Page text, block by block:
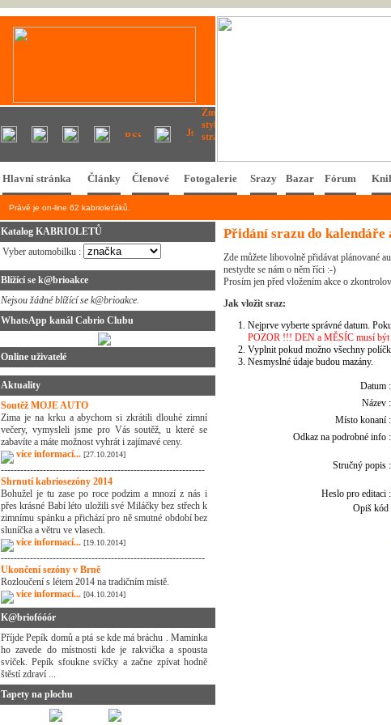
Hlavní stránka Články Členové Fotogalerie Srazy Bazar Fórum
Právě je on-line 62 kabrioleťáků.
Katalog KABRIOLETŮ
Vyber automobilku :
Blížící se k@brioakce
Nejsou žádné blížící se k@brioakce.
WhatsApp kanál Cabrio Clubu
Online uživatelé
Aktuality
Soutěž MOJE AUTO
Zima je na krku a abychom si zkrátili dlouhé zimní
večery, vymysleli jsme pro Vás soutěž, u které se
zabavíte a máte možnost vyhrát i zajímavé ceny.
více informací... [27.10.2014]
---------------------------------------------------------------
Shrnutí kabriosezóny 2014
Bohužel je tu zase po roce podzim a mnozí z nás i
přes krásné Babí léto uložili své Miláčky bez střech k
zimnímu spánku a přichází pro ně smutné období bez
sluníčka a větru ve vlasech.
více informací... [19.10.2014]
---------------------------------------------------------------
Ukončení sezóny v Brně
Rozloučení s létem 2014 na tradičním místě.
více informací... [04.10.2014]
K@briofóóór
Příjde Pepík domů a ptá se kde má bráchu . Maminka
ho zavede do místnosti kde je rakvička a spousta
svíček. Pepík sfoukne svíčky a začne zpívat hodně
štěstí zdraví ...
Tapety na plochu
Přidání srazu do kalendáře
Zde můžete libovolně přidávat plánované
nestydte se nám o něm říci :-)
Prosím jen před vložením akce o
Jak vložit sraz:
Nejprve vyberte správné datum.
POZOR !!! DEN a MĚSÍC musí být
Vyplnit pokud možno všechny
Nesmyslné údaje budou mazány.
Datum :
Název :
Místo konaní :
Odkaz na podrobné info :
Stručný popis :
Heslo pro editaci :
Opiš kód